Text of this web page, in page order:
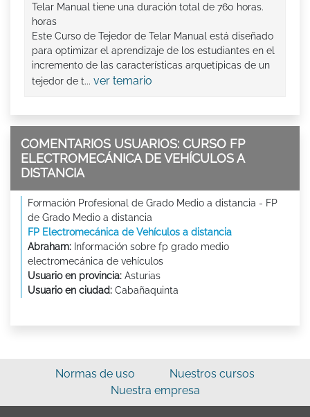
Telar Manual tiene una duración total de 760 horas.
horas
Este Curso de Tejedor de Telar Manual está diseñado
para optimizar el aprendizaje de los estudiantes en el
incremento de las características arquetípicas de un
tejedor de t... ver temario
COMENTARIOS USUARIOS: CURSO FP
ELECTROMECÁNICA DE VEHÍCULOS A
DISTANCIA
Formación Profesional de Grado Medio a distancia - FP
de Grado Medio a distancia
FP Electromecánica de Vehículos a distancia
Abraham: Información sobre fp grado medio
electromecánica de vehículos
Usuario en provincia: Asturias
Usuario en ciudad: Cabañaquinta
Normas de uso
Nuestros cursos
Nuestra empresa